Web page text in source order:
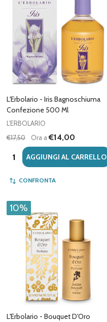
L'Erbolario - Iris Bagnoschiuma
Confezione 500 Ml
L'ERBOLARIO
€17,50
Ora a€14,00
Quantità:AGGIUNGI AL CARRELLO
CONFRONTA
10%
L'Erbolario - Bouquet D'Oro